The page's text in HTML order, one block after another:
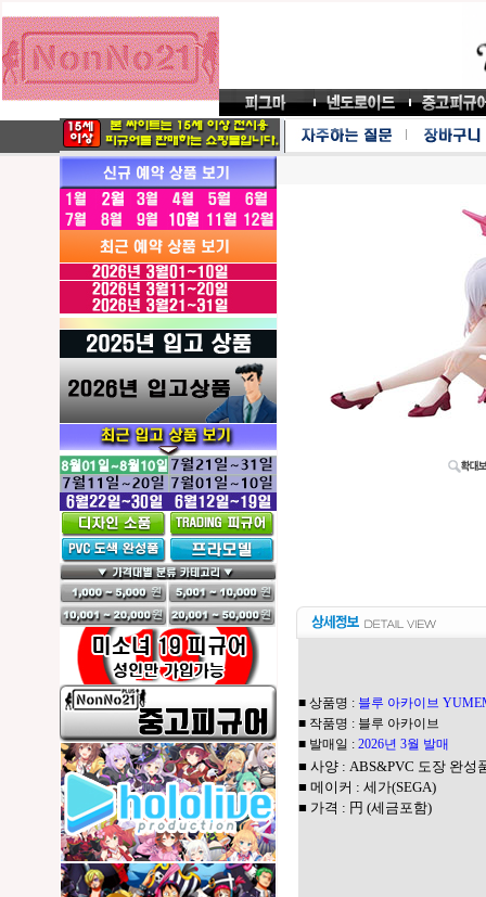
■ 상품명 : 블루 아카이브
■ 작품명 : 블루 아카이브
■ 발매일 : 2026년 3월 발매
■ 사양 : ABS&PVC 도장 완성
■ 메이커 : 세가(SEGA)
■ 가격 : 円 (세금포함)